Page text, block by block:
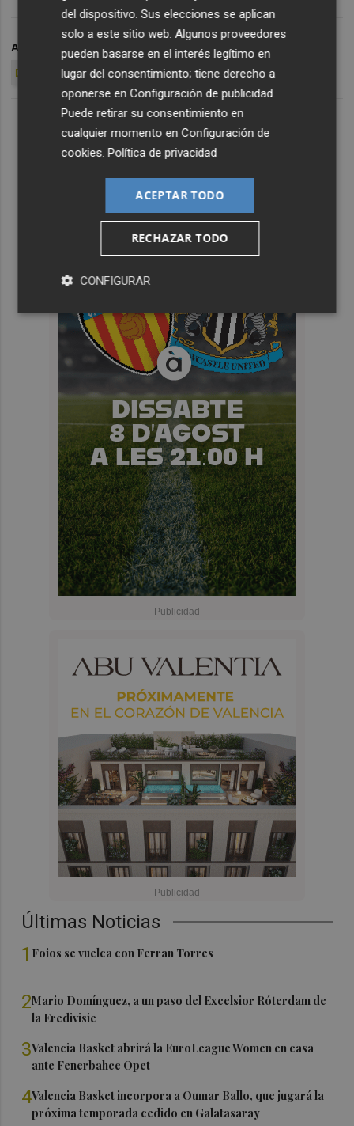
Últimas Noticias
1 Foios se vuelca con Ferran Torres
2Mario Domínguez, a un paso del Excelsior Róterdam de
la Eredivisie
3Valencia Basket abrirá la EuroLeague Women en casa
ante Fenerbahce Opet
4Valencia Basket incorpora a Oumar Ballo, que jugará la
próxima temporada cedido en Galatasaray
ARCHIVADO EN PACHETA ELCHE CF
JOSÉ SEPULCRE
DIEGO GARCÍA
NICO RODRÍGUEZ
del dispositivo. Sus elecciones se aplican
solo a este sitio web. Algunos proveedores
pueden basarse en el interés legítimo en
lugar del consentimiento; tiene derecho a
oponerse enConfiguración de publicidad.
Puede retirar su consentimiento en
cualquier momento enConfiguración de
cookies.Política de privacidad
ACEPTAR TODO
RECHAZAR TODO
CONFIGURAR